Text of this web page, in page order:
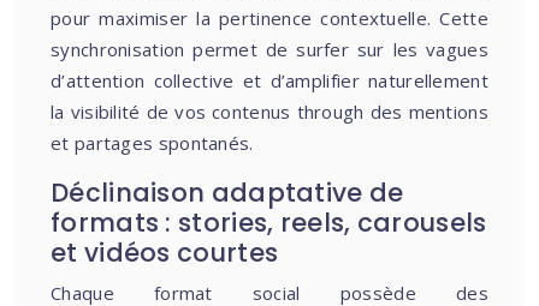
pour maximiser la pertinence contextuelle. Cette
synchronisation permet de surfer sur les vagues
d’attention collective et d’amplifier naturellement
la visibilité de vos contenus through des mentions
et partages spontanés.
Déclinaison adaptative de
formats : stories, reels, carousels
et vidéos courtes
Chaque format social possède des